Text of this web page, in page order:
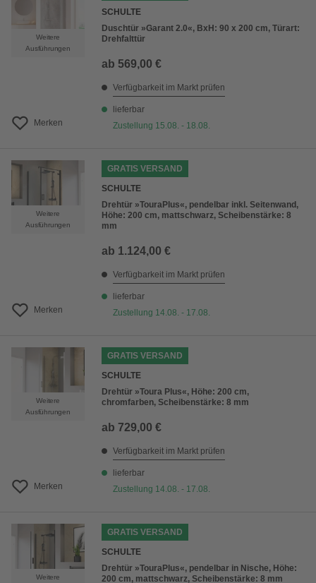
Weitere
Ausführungen
Merken
SCHULTE
Duschtür »Garant 2.0«, BxH: 90 x 200 cm, Türart:
Drehfalttür
ab 569,00 €
Verfügbarkeit im Markt prüfen
lieferbar
Zustellung 15.08. - 18.08.
Weitere
Ausführungen
Merken
GRATIS VERSAND
SCHULTE
Drehtür »TouraPlus«, pendelbar inkl. Seitenwand,
Höhe: 200 cm, mattschwarz, Scheibenstärke: 8
mm
ab 1.124,00 €
Verfügbarkeit im Markt prüfen
lieferbar
Zustellung 14.08. - 17.08.
Weitere
Ausführungen
Merken
GRATIS VERSAND
SCHULTE
Drehtür »Toura Plus«, Höhe: 200 cm,
chromfarben, Scheibenstärke: 8 mm
ab 729,00 €
Verfügbarkeit im Markt prüfen
lieferbar
Zustellung 14.08. - 17.08.
Weitere
GRATIS VERSAND
SCHULTE
Drehtür »TouraPlus«, pendelbar in Nische, Höhe:
200 cm, mattschwarz, Scheibenstärke: 8 mm